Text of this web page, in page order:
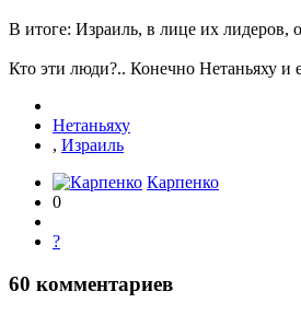
В итоге: Израиль, в лице их лидеров,
Кто эти люди?.. Конечно Нетаньяху
Нетаньяху
, Израиль
Карпенко
0
?
60 комментариев